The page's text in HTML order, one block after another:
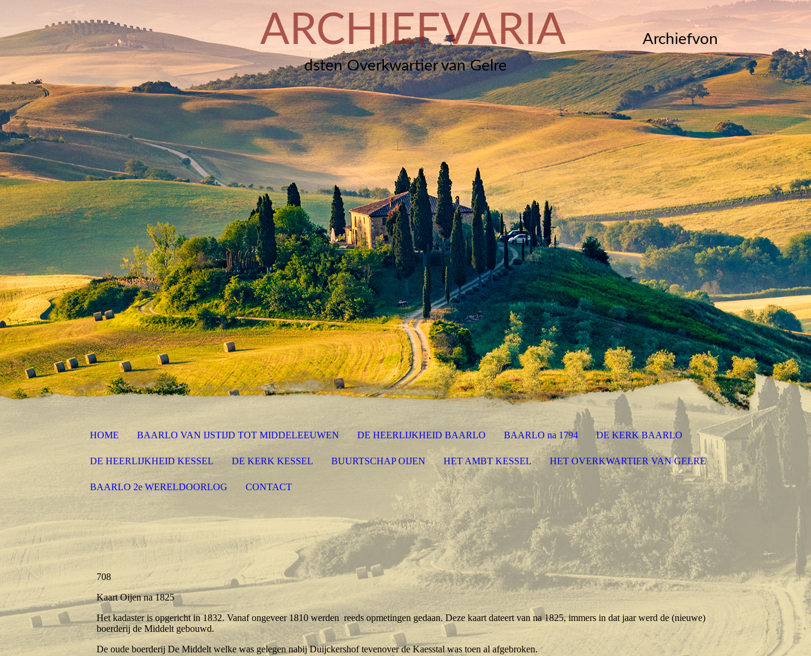
ARCHIEFVARIA
Archiefvon
dsten Overkwartier van Gelre
HOME BAARLO VAN IJSTIJD TOT MIDDELEEUWEN DE HEERLIJKHEID BAARLO BAARLO na 1794 DE KERK BAARLO
DE HEERLIJKHEID KESSEL DE KERK KESSEL BUURTSCHAP OIJEN HET AMBT KESSEL HET OVERKWARTIER VAN GELRE
BAARLO 2e WERELDOORLOG CONTACT
708
Kaart Oijen na 1825
Het kadaster is opgericht in 1832. Vanaf ongeveer 1810 werden reeds opmetingen gedaan. Deze kaart dateert van na 1825, immers in dat jaar werd de (nieuwe)
boerderij de Middelt gebouwd.
De oude boerderij De Middelt welke was gelegen nabij Duijckershof tevenover de Kaesstal was toen al afgebroken.